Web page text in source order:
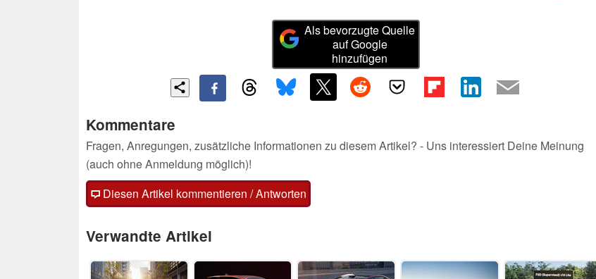
Als bevorzugte Quelle
auf Google
hinzufügen
Kommentare
Fragen, Anregungen, zusätzliche Informationen zu diesem Artikel? - Uns interessiert Deine Meinung
(auch ohne Anmeldung möglich)!
Diesen Artikel kommentieren / Antworten
Verwandte Artikel